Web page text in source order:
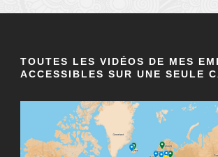
TOUTES LES VIDÉOS DE MES
ACCESSIBLES SUR UNE SEULE